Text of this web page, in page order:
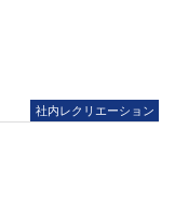
社内レクリエーション